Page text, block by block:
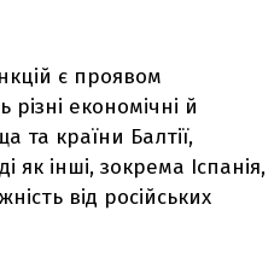
є проявом
економічні й
та країни Балтії,
інші, зокрема Іспанія,
від російських